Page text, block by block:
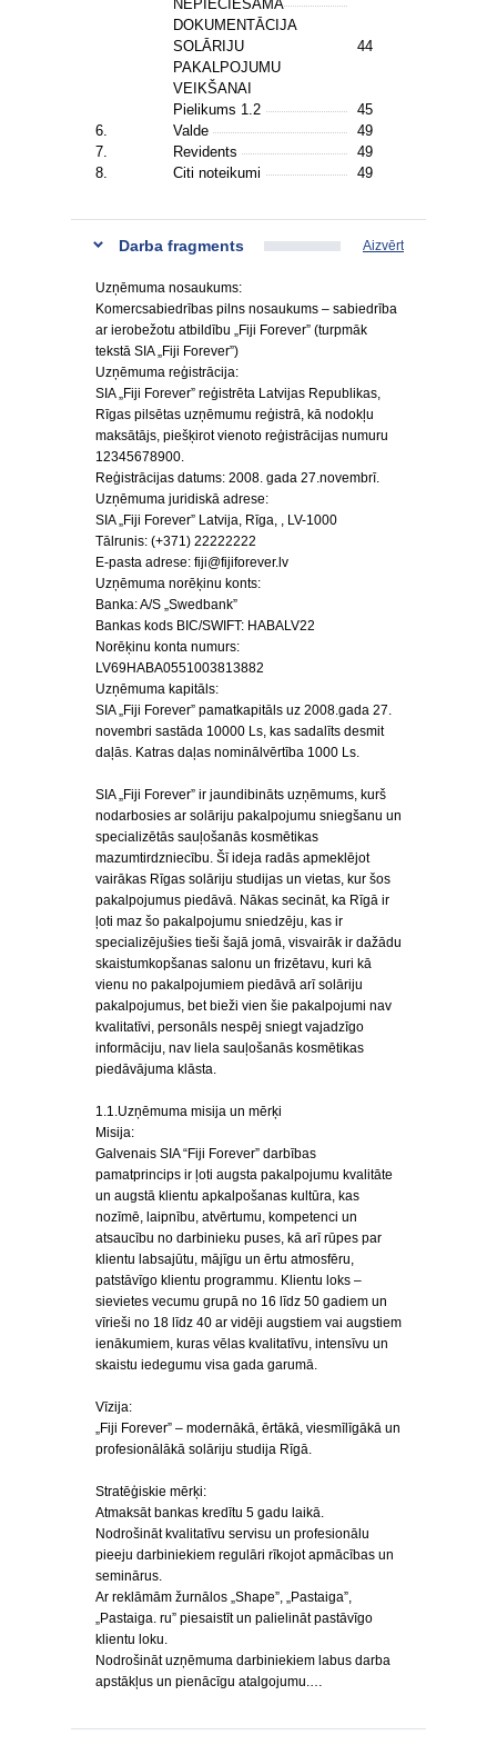
NEPIECIEŠAMĀ
DOKUMENTĀCIJA
SOLĀRIJU
PAKALPOJUMU
VEIKŠANAI
44
Pielikums 1.2
45
6.
Valde
49
7.
Revidents
49
8.
Citi noteikumi 49
Darba fragments Aizvērt
Uzņēmuma nosaukums:
Komercsabiedrības pilns nosaukums – sabiedrība
ar ierobežotu atbildību „Fiji Forever” (turpmāk
tekstā SIA „Fiji Forever”)
Uzņēmuma reģistrācija:
SIA „Fiji Forever” reģistrēta Latvijas Republikas,
Rīgas pilsētas uzņēmumu reģistrā, kā nodokļu
maksātājs, piešķirot vienoto reģistrācijas numuru
12345678900.
Reģistrācijas datums: 2008. gada 27.novembrī.
Uzņēmuma juridiskā adrese:
SIA „Fiji Forever” Latvija, Rīga, , LV-1000
Tālrunis: (+371) 22222222
E-pasta adrese: fiji@fijiforever.lv
Uzņēmuma norēķinu konts:
Banka: A/S „Swedbank”
Bankas kods BIC/SWIFT: HABALV22
Norēķinu konta numurs:
LV69HABA0551003813882
Uzņēmuma kapitāls:
SIA „Fiji Forever” pamatkapitāls uz 2008.gada 27.
novembri sastāda 10000 Ls, kas sadalīts desmit
daļās. Katras daļas nominālvērtība 1000 Ls.
SIA „Fiji Forever” ir jaundibināts uzņēmums, kurš
nodarbosies ar solāriju pakalpojumu sniegšanu un
specializētās sauļošanās kosmētikas
mazumtirdzniecību. Šī ideja radās apmeklējot
vairākas Rīgas solāriju studijas un vietas, kur šos
pakalpojumus piedāvā. Nākas secināt, ka Rīgā ir
ļoti maz šo pakalpojumu sniedzēju, kas ir
specializējušies tieši šajā jomā, visvairāk ir dažādu
skaistumkopšanas salonu un frizētavu, kuri kā
vienu no pakalpojumiem piedāvā arī solāriju
pakalpojumus, bet bieži vien šie pakalpojumi nav
kvalitatīvi, personāls nespēj sniegt vajadzīgo
informāciju, nav liela sauļošanās kosmētikas
piedāvājuma klāsta.
1.1.Uzņēmuma misija un mērķi
Misija:
Galvenais SIA “Fiji Forever” darbības
pamatprincips ir ļoti augsta pakalpojumu kvalitāte
un augstā klientu apkalpošanas kultūra, kas
nozīmē, laipnību, atvērtumu, kompetenci un
atsaucību no darbinieku puses, kā arī rūpes par
klientu labsajūtu, mājīgu un ērtu atmosfēru,
patstāvīgo klientu programmu. Klientu loks –
sievietes vecumu grupā no 16 līdz 50 gadiem un
vīrieši no 18 līdz 40 ar vidēji augstiem vai augstiem
ienākumiem, kuras vēlas kvalitatīvu, intensīvu un
skaistu iedegumu visa gada garumā.
Vīzija:
„Fiji Forever” – modernākā, ērtākā, viesmīlīgākā un
profesionālākā solāriju studija Rīgā.
Stratēģiskie mērķi:
Atmaksāt bankas kredītu 5 gadu laikā.
Nodrošināt kvalitatīvu servisu un profesionālu
pieeju darbiniekiem regulāri rīkojot apmācības un
seminārus.
Ar reklāmām žurnālos „Shape”, „Pastaiga”,
„Pastaiga. ru” piesaistīt un palielināt pastāvīgo
klientu loku.
Nodrošināt uzņēmuma darbiniekiem labus darba
apstākļus un pienācīgu atalgojumu.…